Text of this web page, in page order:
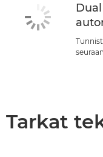
Tarkat